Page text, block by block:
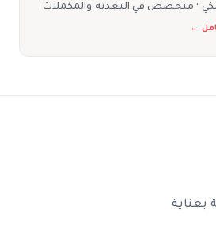
· متخصص في التغذية والمكملات
←
بعناية